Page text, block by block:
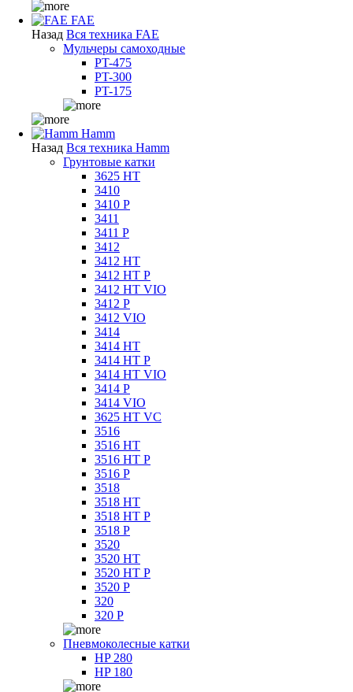
FAE
Назад Вся техника FAE
Мульчеры самоходные
PT-475
PT-300
PT-175
Hamm
Назад Вся техника Hamm
Грунтовые катки
3625 HT
3410
3410 P
3411
3411 P
3412
3412 HT
3412 HT P
3412 HT VIO
3412 P
3412 VIO
3414
3414 HT
3414 HT P
3414 HT VIO
3414 P
3414 VIO
3625 HT VC
3516
3516 HT
3516 HT P
3516 P
3518
3518 HT
3518 HT P
3518 P
3520
3520 HT
3520 HT P
3520 P
320
320 P
Пневмоколесные катки
HP 280
HP 180